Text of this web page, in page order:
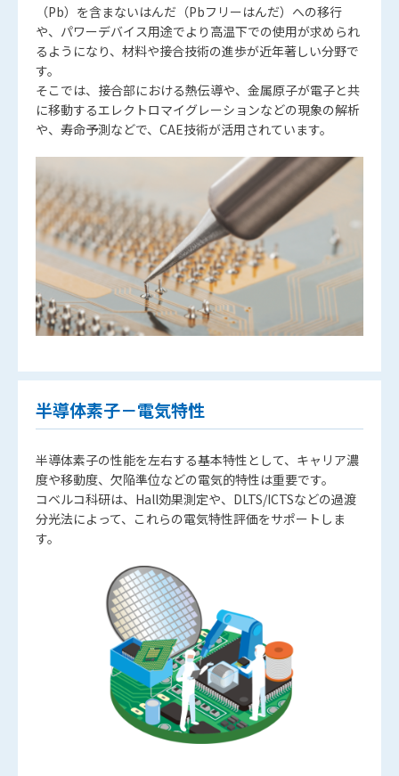
（Pb）を含まないはんだ（Pbフリーはんだ）への移行
や、パワーデバイス用途でより高温下での使用が求められ
るようになり、材料や接合技術の進歩が近年著しい分野で
す。
そこでは、接合部における熱伝導や、金属原子が電子と共
に移動するエレクトロマイグレーションなどの現象の解析
や、寿命予測などで、CAE技術が活用されています。
半導体素子－電気特性
半導体素子の性能を左右する基本特性として、キャリア濃
度や移動度、欠陥準位などの電気的特性は重要です。
コベルコ科研は、Hall効果測定や、DLTS/ICTSなどの過渡
分光法によって、これらの電気特性評価をサポートしま
す。